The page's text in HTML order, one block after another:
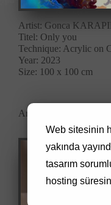
Artist: Gonca
Titel: Only you
Technique: Acrylic on
Year: 2023
Size: 100 x 100 cm
Artwork Code: 0035
Web sitesinin
yakında
tasarım
hosting